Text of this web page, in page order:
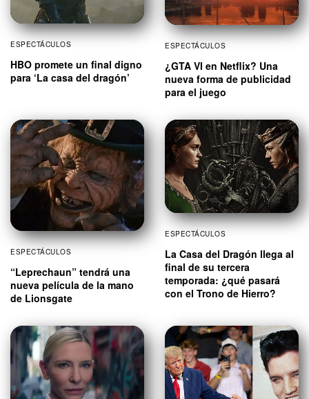
ESPECTÁCULOS
HBO promete un final digno
para ‘La casa del dragón’
ESPECTÁCULOS
¿GTA VI en Netflix? Una
nueva forma de publicidad
para el juego
ESPECTÁCULOS
“Leprechaun” tendrá una
nueva película de la mano
de Lionsgate
ESPECTÁCULOS
La Casa del Dragón llega al
final de su tercera
temporada: ¿qué pasará
con el Trono de Hierro?